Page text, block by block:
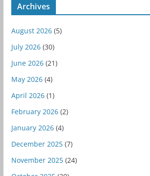
Archives
August 2026(5)
July 2026(30)
June 2026(21)
May 2026(4)
April 2026(1)
February 2026(2)
January 2026(4)
December 2025(7)
November 2025(24)